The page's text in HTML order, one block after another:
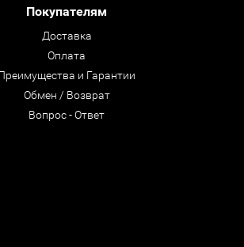
Покупателям
Доставка
Оплата
и Гарантии
Обмен / Возврат
Вопрос - Ответ